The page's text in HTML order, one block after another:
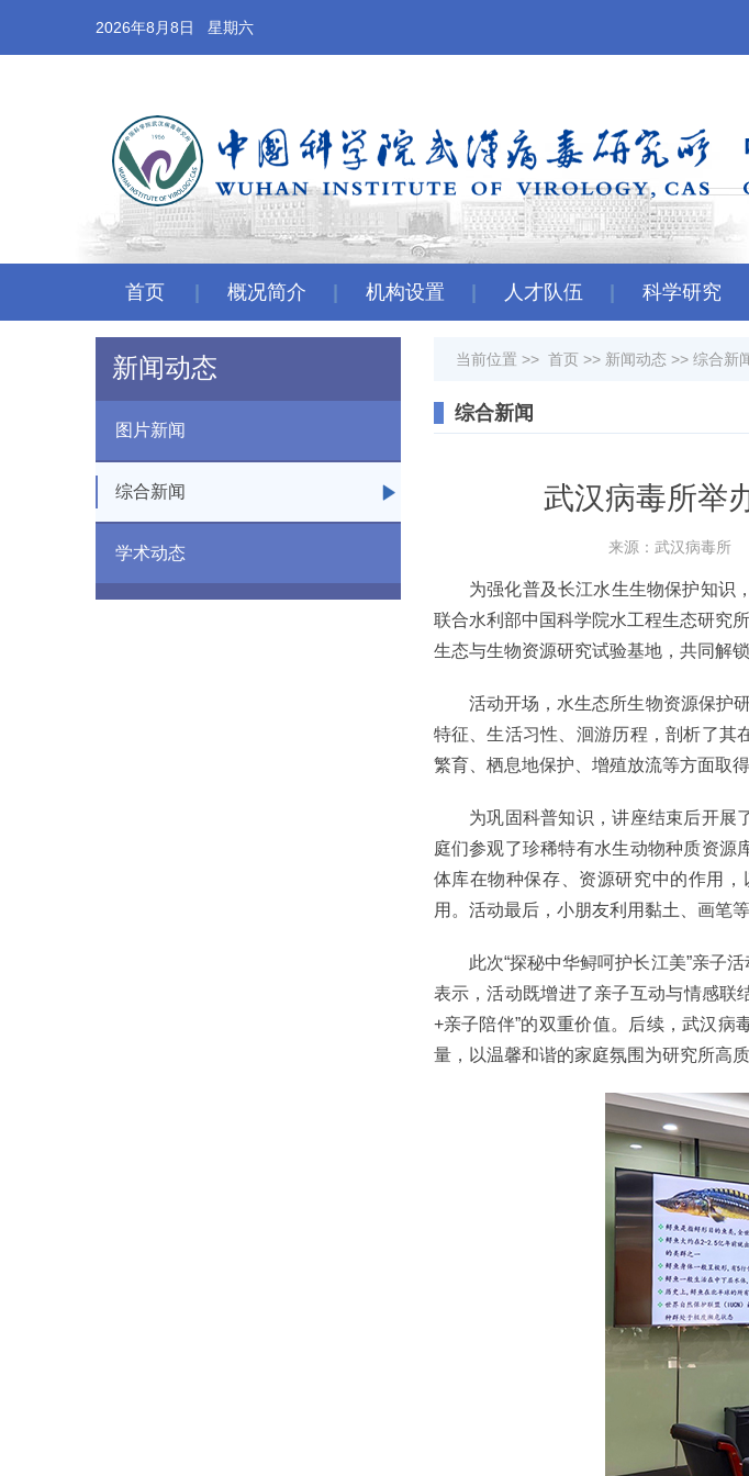
2026年8月8日 星期六
首页 概况简介 机构设置 人才队伍 科学研究
新闻动态
图片新闻
综合新闻
学术动态
当前位置 >> 首页>> 新闻动态>> 综合新
综合新闻
武汉病毒所举
来源：武汉病毒所
为强化普及长江水生生物保护知识，
联合水利部中国科学院水工程生态研究
生态与生物资源研究试验基地，共同解
活动开场，水生态所生物资源保护研
特征、生活习性、洄游历程，剖析了其
繁育、栖息地保护、增殖放流等方面取
为巩固科普知识，讲座结束后开展了
庭们参观了珍稀特有水生动物种质资源
体库在物种保存、资源研究中的作用
用。活动最后，小朋友利用黏土、画笔
此次“探秘中华鲟呵护长江美”亲子活
表示，活动既增进了亲子互动与情感联
+亲子陪伴”的双重价值。后续，武汉病
量，以温馨和谐的家庭氛围为研究所高